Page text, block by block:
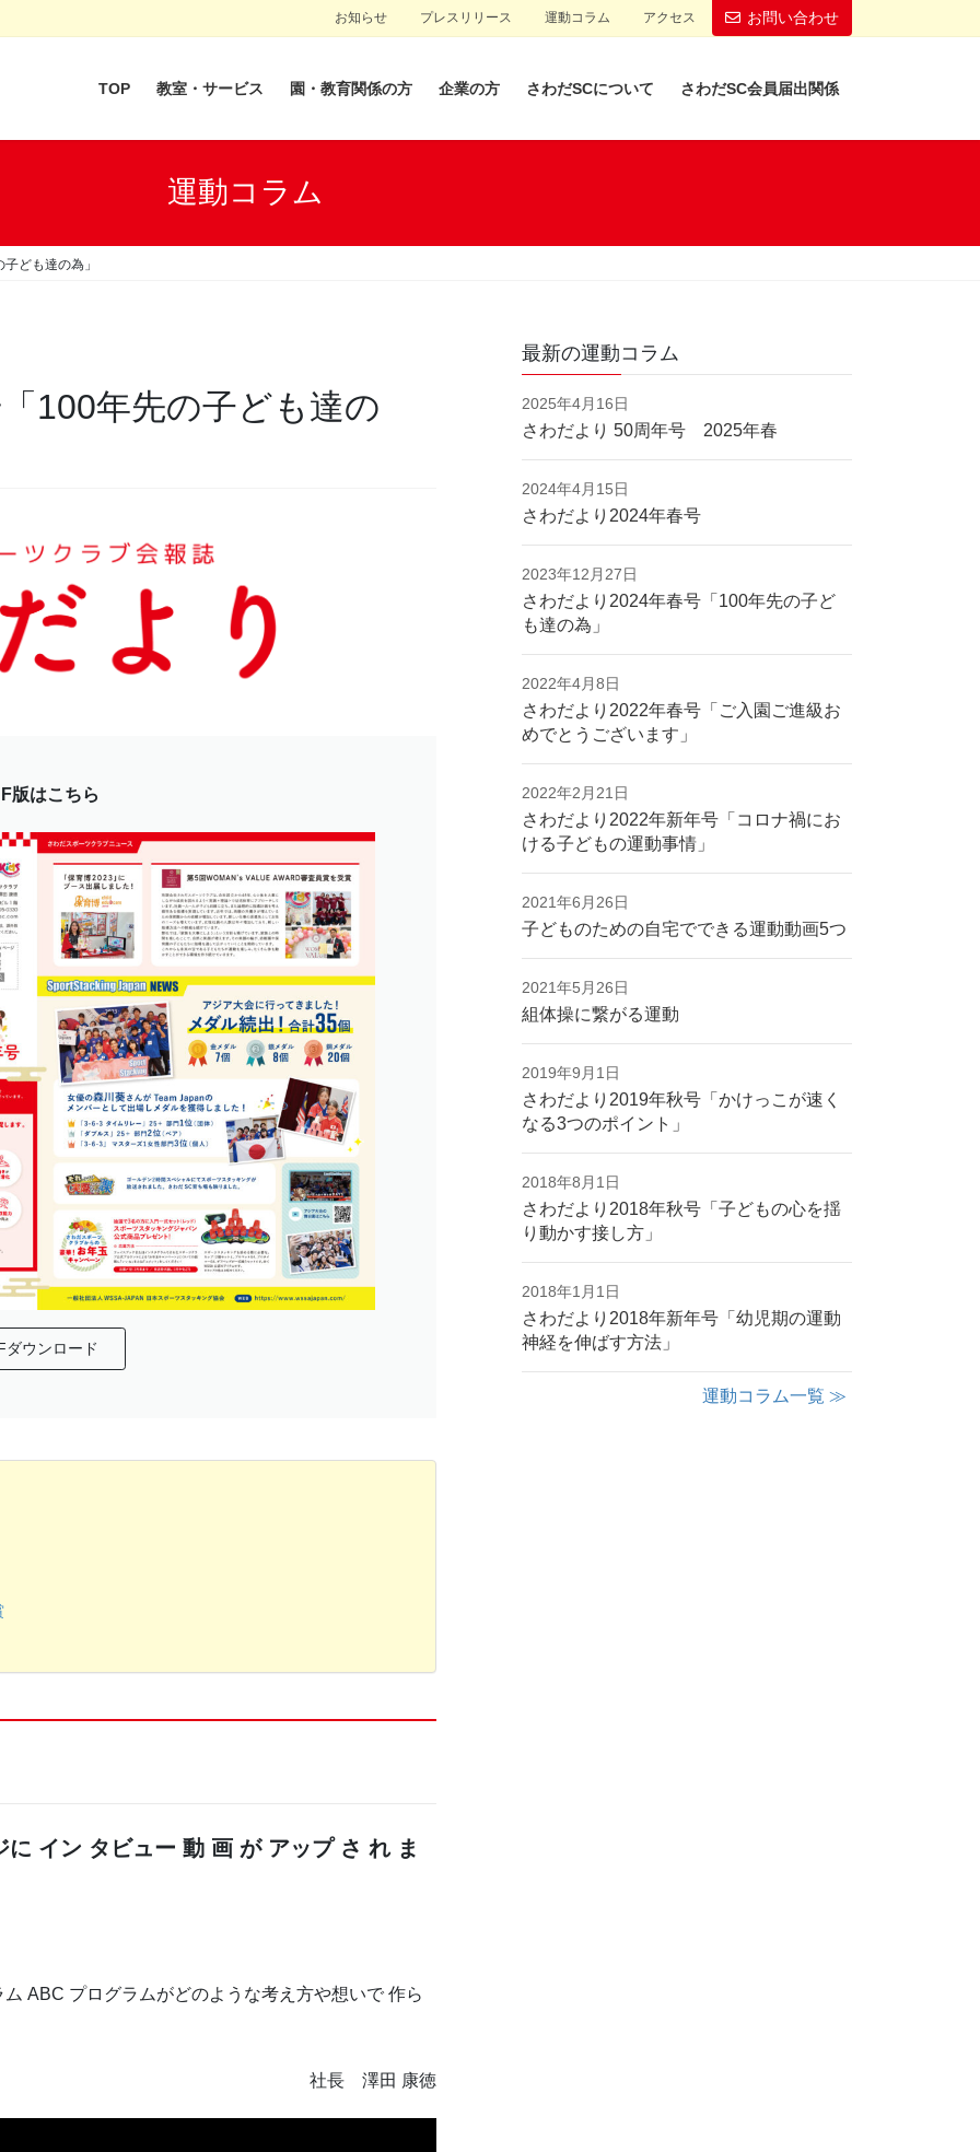
お知らせ プレスリリース 運動コラム アクセス お問い合わせ
TOP 教室・サービス 園・教育関係の方 企業の方 さわだSCについて さわだSC会員届出関係
運動コラム
ども達の為」
100年先の子ども達の
版はこちら
ダウンロード
イン タビュー 動 画 が アップ さ れ ま
ABC プログラムがどのような考え方や想いで 作ら
社長 澤田 康徳
最新の運動コラム
2025年4月16日
さわだより 50周年号 2025年春
2024年4月15日
さわだより2024年春号
2023年12月27日
さわだより2024年春号「100年先の子ど
も達の為」
2022年4月8日
さわだより2022年春号「ご入園ご進級お
めでとうございます」
2022年2月21日
さわだより2022年新年号「コロナ禍にお
ける子どもの運動事情」
2021年6月26日
子どものための自宅でできる運動動画5つ
2021年5月26日
組体操に繋がる運動
2019年9月1日
さわだより2019年秋号「かけっこが速く
なる3つのポイント」
2018年8月1日
さわだより2018年秋号「子どもの心を揺
り動かす接し方」
2018年1月1日
さわだより2018年新年号「幼児期の運動
神経を伸ばす方法」
運動コラム一覧 ≫